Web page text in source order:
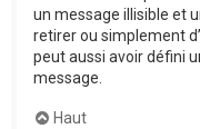
un message illisible et
retirer ou simplement
peut aussi avoir défini
message.
Haut